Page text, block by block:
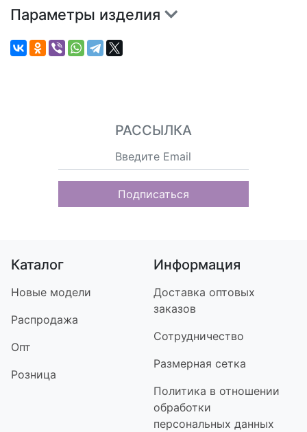
Параметры изделия
РАССЫЛКА
Подписаться
Каталог
Новые модели
Распродажа
Опт
Розница
Информация
Доставка оптовых
заказов
Сотрудничество
Размерная сетка
Политика в отношении
обработки
персональных данных